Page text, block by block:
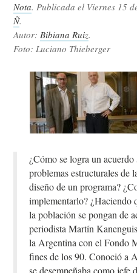
Nota. Publicada el Viernes 15
Ñ.
Autor:Bibiana Ruiz.
Foto: Luciano Thieberger
¿Cómo se logra un
problemas estructurales de
diseño de un programa?
implementarlo? ¿Haciendo
la población se pongan de
periodista Martín
la Argentina con el Fondo
fines de los 90. Conoció a
se desempeñaba como jefe